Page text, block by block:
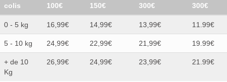
colis
100€
150€
300€
300€
0 - 5 kg 16,99€ 14,99€ 13,99€ 11.99€
5 - 10 kg 24,99€ 22,99€ 21,99€ 19.99€
+ de 10
Kg
26,99€ 24,99€ 23,99€ 21.99€